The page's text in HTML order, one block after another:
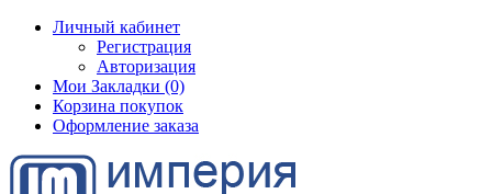
Личный кабинет
Регистрация
Авторизация
Мои Закладки (0)
Корзина покупок
Оформление заказа